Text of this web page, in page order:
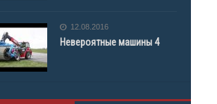
12.08.2016
Невероятные машины 4